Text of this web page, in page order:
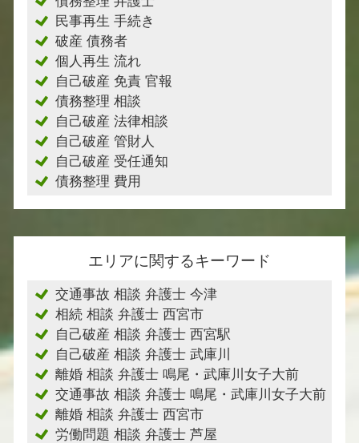
民事再生 手続き
破産 債務者
個人再生 流れ
自己破産 免責 官報
債務整理 相談
自己破産 法律相談
自己破産 管財人
自己破産 受任通知
債務整理 費用
エリアに関するキーワード
交通事故 相談 弁護士 今津
相続 相談 弁護士 西宮市
自己破産 相談 弁護士 西宮駅
自己破産 相談 弁護士 武庫川
離婚 相談 弁護士 鳴尾・武庫川女子大前
交通事故 相談 弁護士 鳴尾・武庫川女子大前
離婚 相談 弁護士 西宮市
労働問題 相談 弁護士 芦屋